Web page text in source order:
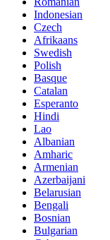
Indonesian
Czech
Afrikaans
Swedish
Polish
Basque
Catalan
Esperanto
Hindi
Lao
Albanian
Amharic
Armenian
Azerbaijani
Belarusian
Bengali
Bosnian
Bulgarian